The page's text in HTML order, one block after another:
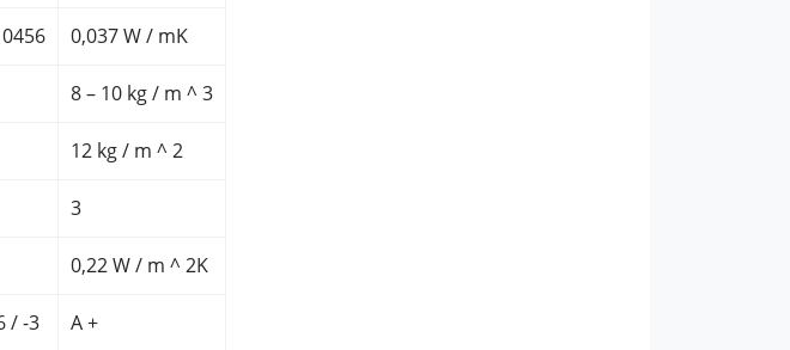
0,037 W / mK
8 – 10 kg / m ^ 3
12 kg / m ^ 2
3
0,22W / m ^ 2K
/ -3 A +
Jsou
Abychom
zlepšit
funkčnost